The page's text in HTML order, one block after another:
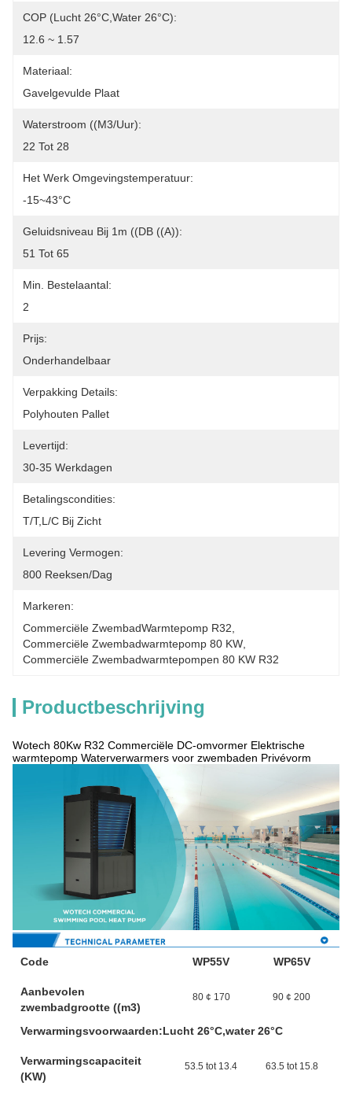
COP (lucht 26°C,water 26°C):
12.6 ~ 1.57
Materiaal:
Gavelgevulde Plaat
Waterstroom ((m3/uur):
22 Tot 28
Het Werk Omgevingstemperatuur:
-15~43°C
Geluidsniveau Bij 1m ((dB ((A)):
51 Tot 65
Min. Bestelaantal:
2
Prijs:
Onderhandelbaar
Verpakking Details:
Polyhouten Pallet
Levertijd:
30-35 Werkdagen
Betalingscondities:
T/T,L/C Bij Zicht
Levering Vermogen:
800 Reeksen/dag
Markeren:
Commerciële ZwembadWarmtepomp R32
Commerciële Zwembadwarmtepomp 80 KW
Commerciële Zwembadwarmtepompen 80 KW R32
Productbeschrijving
Wotech 80Kw R32 Commerciële DC-omvormer Elektrische
warmtepomp Waterverwarmers voor zwembaden Privévorm
Code WP55V WP65V
Aanbevolen
zwembadgrootte ((m3)
80 ¢ 170 90 ¢ 200
Verwarmingsvoorwaarden:Lucht 26°C,water 26°C
Verwarmingscapaciteit
(KW)
53.5 tot 13.4 63.5 tot 15.8